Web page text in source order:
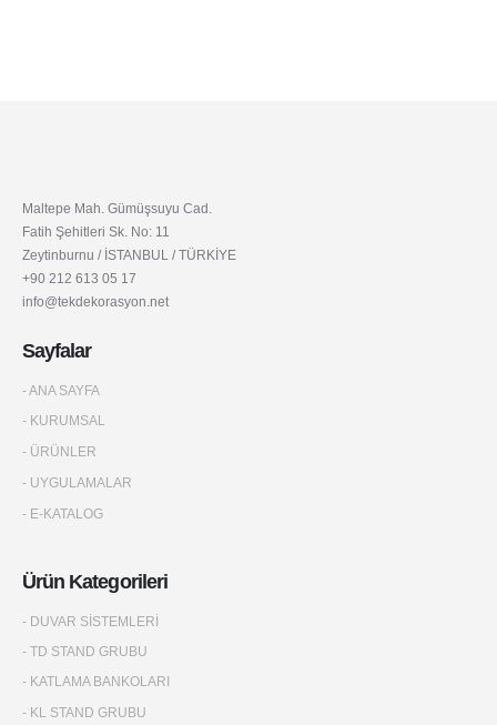
Maltepe Mah. Gümüşsuyu Cad.
Fatih Şehitleri Sk. No: 11
Zeytinburnu / İSTANBUL / TÜRKİYE
+90 212 613 05 17
info@tekdekorasyon.net
Sayfalar
- ANA SAYFA
- KURUMSAL
- ÜRÜNLER
- UYGULAMALAR
- E-KATALOG
Ürün Kategorileri
- DUVAR SİSTEMLERİ
- TD STAND GRUBU
- KATLAMA BANKOLARI
- KL STAND GRUBU